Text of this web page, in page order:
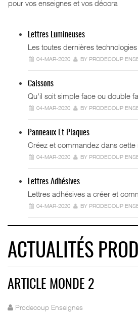
pour vos enseignes et vos décora
Lettres Lumineuses
Les toutes dernières
04-MAR-2020 BY PRODECOUP
Caissons
Qu'il soit simple face ou double
04-MAR-2020 BY PRODECOUP
Panneaux Et Plaques
Créez et commandez dans cette
04-MAR-2020 BY PRODECOUP
Lettres Adhésives
Lettres adhésives a créer et
04-MAR-2020 BY PRODECOUP
ACTUALITÉS
ARTICLE MONDE 2
Prodecoup Enseignes